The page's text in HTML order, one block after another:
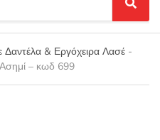
S
e
a
r
& Εργόχειρα Λασέ -
– κωδ 699